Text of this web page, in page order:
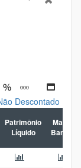
Descontado
Patrimônio
Líquido
Margem
Bancária